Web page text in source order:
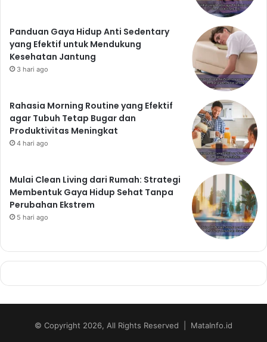
Panduan Gaya Hidup Anti Sedentary
yang Efektif untuk Mendukung
Kesehatan Jantung
3 hari ago
Rahasia Morning Routine yang Efektif
agar Tubuh Tetap Bugar dan
Produktivitas Meningkat
4 hari ago
Mulai Clean Living dari Rumah: Strategi
Membentuk Gaya Hidup Sehat Tanpa
Perubahan Ekstrem
5 hari ago
© Copyright 2026, All Rights Reserved | MataInfo.id